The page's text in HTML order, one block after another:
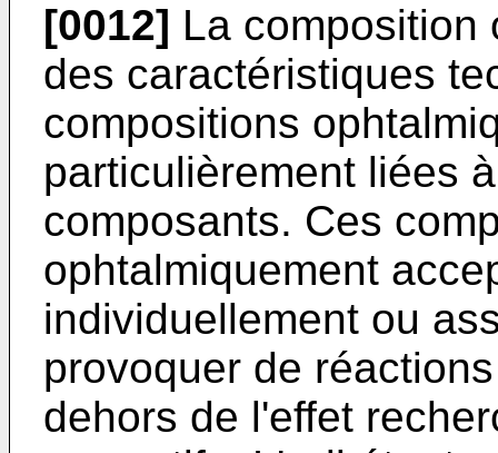
[0012] La composition
des caractéristiques
compositions
particulièrement liées
composants. Ces
ophtalmiquement
individuellement ou
provoquer de
dehors de l'effet